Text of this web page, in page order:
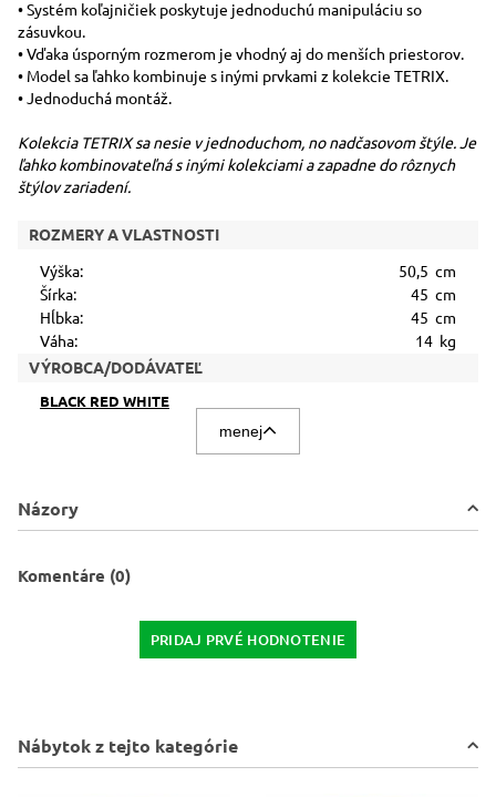
• Systém koľajničiek poskytuje jednoduchú manipuláciu so
zásuvkou.
• Vďaka úsporným rozmerom je vhodný aj do menších priestorov.
• Model sa ľahko kombinuje s inými prvkami z kolekcie TETRIX.
• Jednoduchá montáž.
Kolekcia TETRIX sa nesie v jednoduchom, no nadčasovom štýle. Je
ľahko kombinovateľná s inými kolekciami a zapadne do rôznych
štýlov zariadení.
ROZMERY A VLASTNOSTI
Výška:
50,5 cm
Šírka:
45 cm
Hĺbka:
45 cm
Váha:
14 kg
VÝROBCA/DODÁVATEĽ
BLACK RED WHITE
menej
Názory
Komentáre (0)
PRIDAJ PRVÉ HODNOTENIE
Nábytok z tejto kategórie